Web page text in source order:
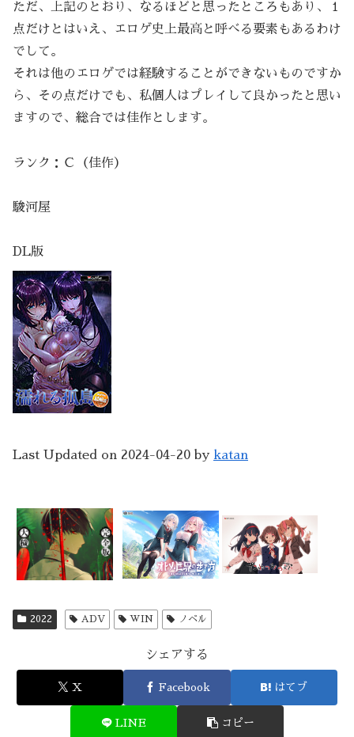
ただ、上記のとおり、なるほどと思ったところもあり、１
点だけとはいえ、エロゲ史上最高と呼べる要素もあるわけ
でして。
それは他のエロゲでは経験することができないものですか
ら、その点だけでも、私個人はプレイして良かったと思い
ますので、総合では佳作とします。
ランク：Ｃ（佳作）
駿河屋
DL版
Last Updated on 2024-04-20 by katan
2022 ADV WIN ノベル
シェアする
X Facebook はてブ
LINE コピー